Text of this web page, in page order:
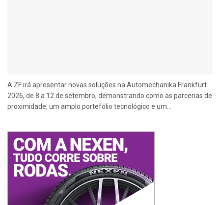
A ZF irá apresentar novas soluções na Automechanika Frankfurt
2026, de 8 a 12 de setembro, demonstrando como as parcerias de
proximidade, um amplo portefólio tecnológico e um...